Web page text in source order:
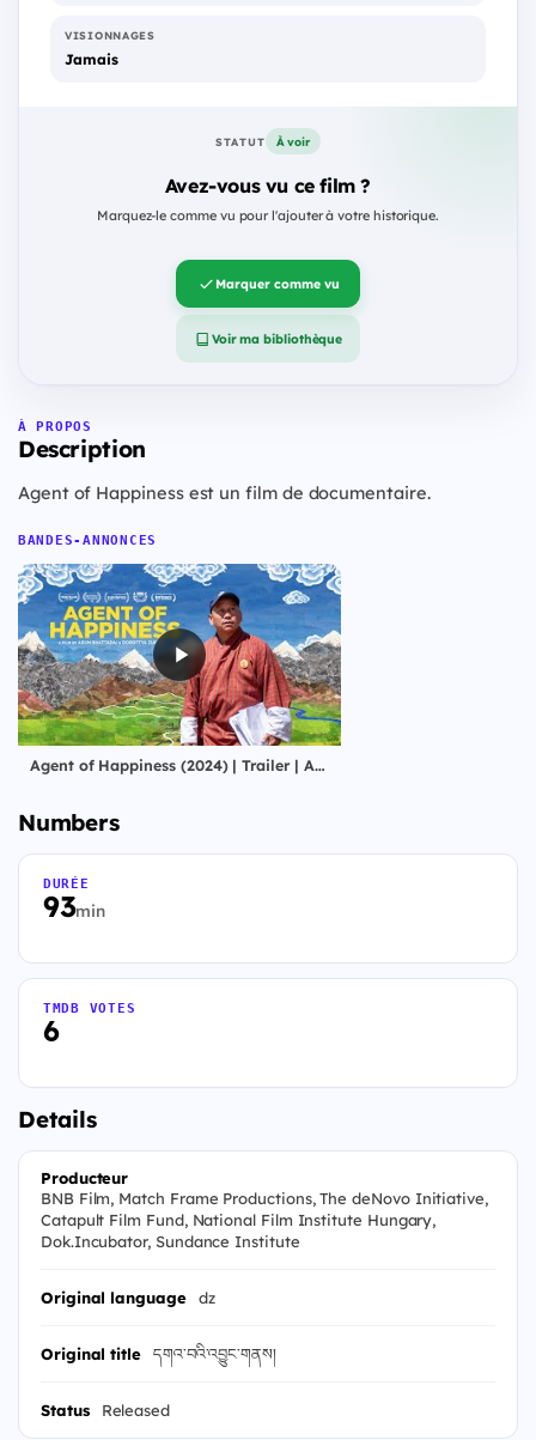
VISIONNAGES
Jamais
STATUT À voir
Avez-vous vu ce film ?
Marquez-le comme vu pour l'ajouter à votre historique.
Marquer comme vu
Voir ma bibliothèque
À PROPOS
Description
Agent of Happiness est un film de documentaire.
BANDES-ANNONCES
Agent of Happiness (2024) | Trailer | Arun Bhattarai and Dorottya Zurbó
Numbers
93min
DURÉE
6
TMDB VOTES
Details
Producteur
BNB Film, Match Frame Productions, The deNovo Initiative,
Catapult Film Fund, National Film Institute Hungary,
Dok.Incubator, Sundance Institute
Original language dz
Original title དགའ་བའི་འབྱུང་གནས།
Status Released